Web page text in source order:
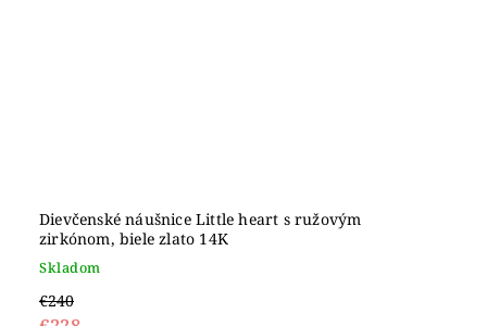
Dievčenské náušnice Little heart s ružovým
zirkónom, biele zlato 14K
Skladom
€240